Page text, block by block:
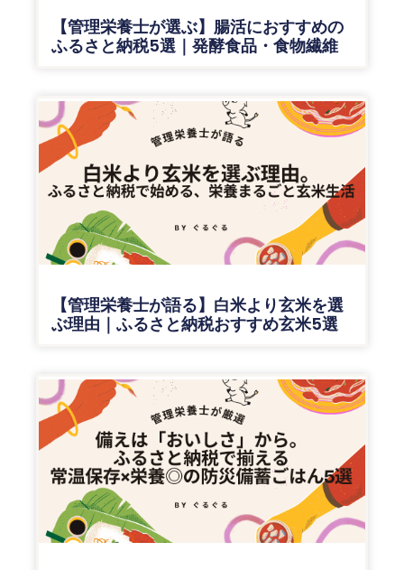
【管理栄養士が選ぶ】腸活におすすめの
ふるさと納税5選｜発酵食品・食物繊維
【管理栄養士が語る】白米より玄米を選
ぶ理由｜ふるさと納税おすすめ玄米5選